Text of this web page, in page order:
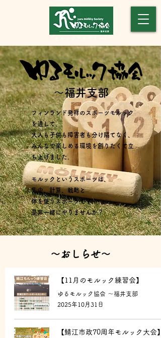
～福井支部
フィンランド発祥のスポーツモルック
を通して、
大人も子供も障害者も分け隔てなく、
みんなで楽しめる環境を創りたくて立
ち上げました。
モルックというスポーツは、
集中、計算、戦略と
体を使うスポーツです！
是非一緒にやりませんか？
​～おしらせ～
【11月のモルック練習会】
ゆるモルック協会 〜福井支部
2025年10月31日
【鯖江市政70周年モルック大会】